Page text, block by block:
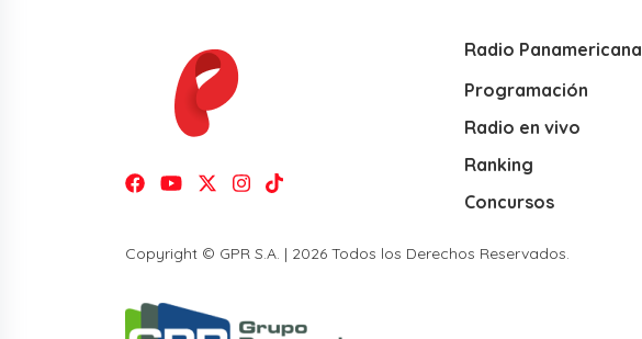
Radio Panamericana
Programación
Radio en vivo
Ranking
Concursos
Copyright © GPR S.A. | 2026 Todos los Derechos Reservados.